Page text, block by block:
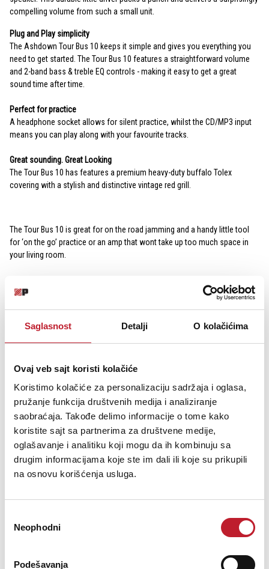
Saglasnost Detalji O kolačićima
Ovaj veb sajt koristi kolačiće
Koristimo kolačiće za personalizaciju sadržaja i oglasa,
pružanje funkcija društvenih medija i analiziranje
saobraćaja. Takođe delimo informacije o tome kako
koristite sajt sa partnerima za društvene medije,
oglašavanje i analitiku koji mogu da ih kombinuju sa
drugim informacijama koje ste im dali ili koje su prikupili
na osnovu korišćenja usluga.
сагласности
Neophodni
Podešavanja
compelling volume from such a small unit.
Plug and Play simplicity
The Ashdown Tour Bus 10 keeps it simple and gives you everything you
need to get started. The Tour Bus 10 features a straightforward volume
and 2-band bass & treble EQ controls - making it easy to get a great
sound time after time.
Perfect for practice
A headphone socket allows for silent practice, whilst the CD/MP3 input
means you can play along with your favourite tracks.
Great sounding. Great Looking
The Tour Bus 10 has features a premium heavy-duty buffalo Tolex
covering with a stylish and distinctive vintage red grill.
The Tour Bus 10 is great for on the road jamming and a handy little tool
for ‘on the go’ practice or an amp that wont take up too much space in
your living room.
SPECIFIKACIJE
Speaker Configuration
Line Input
Yes
3 Band
H x W x D (mm)
250 x 235 x 170
Weight (kg)
4
Vezani artikli